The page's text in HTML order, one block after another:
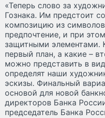
«Теперь слово за
Гознака. Им предстоит
композицию из
предпочтение, и при
защитными элементами.
первый план, а какие –
можно представить в
определят наши
эскизы. Финальный
основой для новой
директоров Банка
председатель Банка